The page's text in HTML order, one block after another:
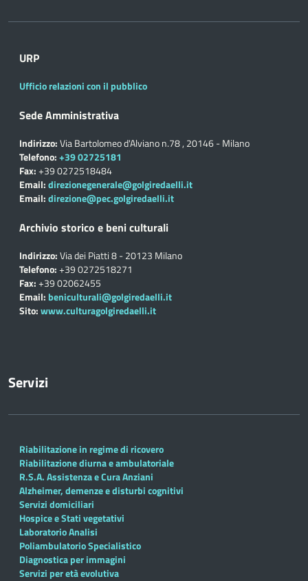
URP
Ufficio relazioni con il pubblico
Sede Amministrativa
Indirizzo:Via Bartolomeo d'Alviano n.78 , 20146 - Milano
Telefono:+39 02725181
Fax:+39 0272518484
Email:direzionegenerale@golgiredaelli.it
Email:direzione@pec.golgiredaelli.it
Archivio storico e beni culturali
Indirizzo:Via dei Piatti 8 - 20123 Milano
Telefono:+39 0272518271
Fax:+39 02062455
Email: beniculturali@golgiredaelli.it
Sito:www.culturagolgiredaelli.it
Servizi
Riabilitazione in regime di ricovero
Riabilitazione diurna e ambulatoriale
R.S.A. Assistenza e Cura Anziani
Alzheimer, demenze e disturbi cognitivi
Servizi domiciliari
Hospice e Stati vegetativi
Laboratorio Analisi
Poliambulatorio Specialistico
Diagnostica per immagini
Servizi per età evolutiva